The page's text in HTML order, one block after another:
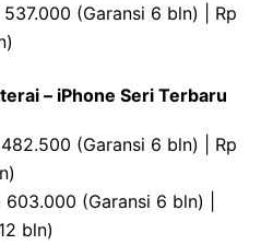
537.000 (Garansi 6 bln) | Rp
– iPhone Seri Terbaru
(Garansi 6 bln) | Rp
603.000 (Garansi 6 bln) |
bln)